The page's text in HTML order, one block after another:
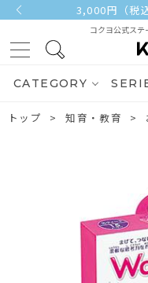
3,000円（税
コクヨ公式ス
CATEGORY
トップ 知育・教育